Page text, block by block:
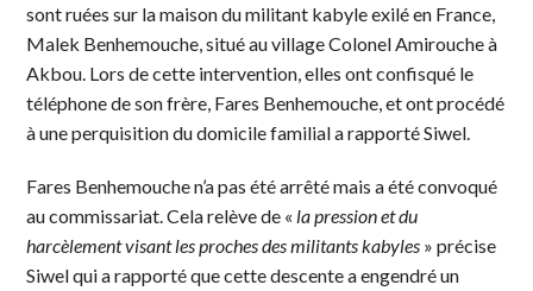
sont ruées sur la maison du militant kabyle exilé en France,
Malek Benhemouche, situé au village Colonel Amirouche à
Akbou. Lors de cette intervention, elles ont confisqué le
téléphone de son frère, Fares Benhemouche, et ont procédé
à une perquisition du domicile familial a rapporté Siwel.
Fares Benhemouche n’a pas été arrêté mais a été convoqué
au commissariat. Cela relève de « la pression et du
harcèlement visant les proches des militants kabyles » précise
Siwel qui a rapporté que cette descente a engendré un